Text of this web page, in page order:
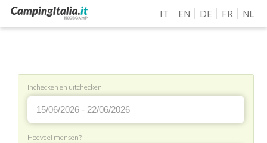
IT EN DE FR NL
Inchecken en uitchecken
Hoeveel mensen?